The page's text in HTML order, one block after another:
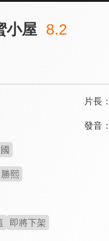
小屋 8.2
片長：
發音：
勝熙
即將下架